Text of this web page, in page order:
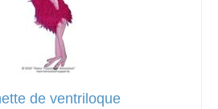
de ventriloque